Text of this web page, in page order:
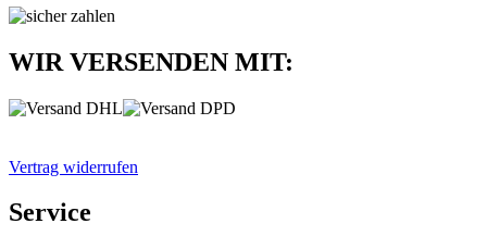
WIR VERSENDEN MIT:
Vertrag widerrufen
Service